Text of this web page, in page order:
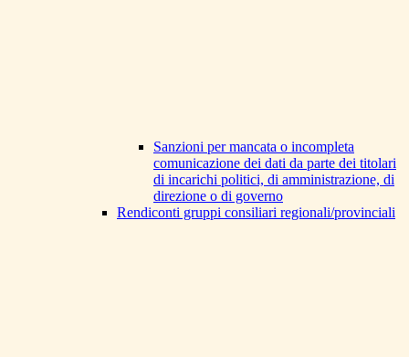
Sanzioni per mancata o incompleta
comunicazione dei dati da parte dei titolari
di incarichi politici, di amministrazione, di
direzione o di governo
Rendiconti gruppi consiliari regionali/provinciali